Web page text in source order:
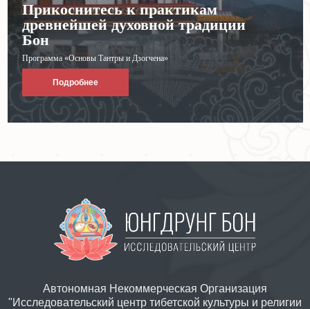
Прикоснитесь к практикам
древнейшей духовной традиции
Бон
Программа «Основы Тантры и Дзогчена»
Подробнее
Автономная Некоммерческая Организация
"Исследовательский центр тибетской культуры и религии